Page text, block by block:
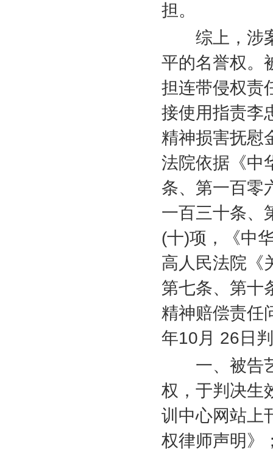
担。
综上，涉案
平的名誉权。
担连带侵权责
接使用指责李
精神损害抚慰
法院依据《中
条、第一百零
一百三十条、
(十)项，《中
高人民法院《
第七条、第十
精神赔偿责任
年10月 26 日
一、被告艺
权，于判决生
训中心网站上
权律师声明》